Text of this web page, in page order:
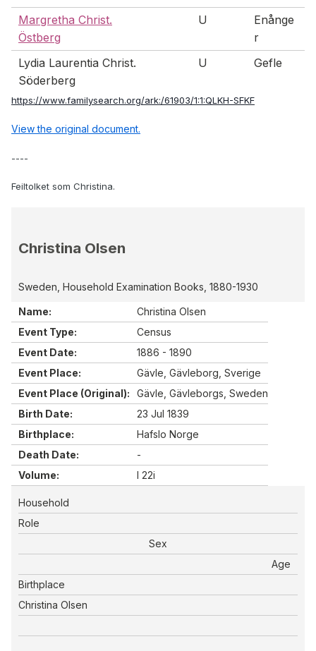
Margretha Christ.
Östberg
U
Enånge
r
Lydia Laurentia Christ.
Söderberg
U Gefle
https://www.familysearch.org/ark:/61903/1:1:QLKH-SFKF
View the original document.
----
Feiltolket som Christina.
Christina Olsen
Sweden, Household Examination Books, 1880-1930
Name:
Christina Olsen
Event Type:
Census
Event Date:
1886 - 1890
Event Place:
Gävle, Gävleborg, Sverige
Event Place (Original):
Gävle, Gävleborgs, Sweden
Birth Date:
23 Jul 1839
Birthplace:
Hafslo Norge
Death Date:
-
Volume:
I 22i
Household
Role
Sex
Age
Birthplace
Christina Olsen